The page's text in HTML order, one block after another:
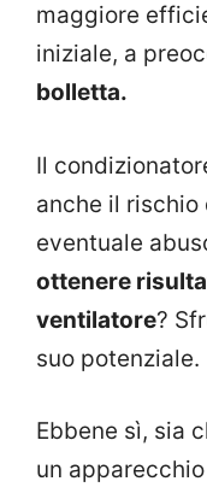
maggiore
iniziale, a
bolletta.
Il
anche il rischio
eventuale
ottenere
ventilatore?
suo potenziale.
Ebbene sì, sia
un